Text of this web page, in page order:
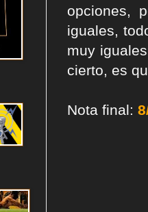
opciones,
iguales,
muy
cierto, es
Nota final: